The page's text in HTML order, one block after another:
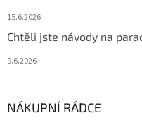
15.6.2026
Chtěli jste návody na
9.6.2026
NÁKUPNÍ RÁDCE